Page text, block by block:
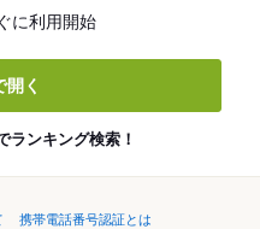
に利用開始
開く
ランキング検索！
携帯電話番号認証とは